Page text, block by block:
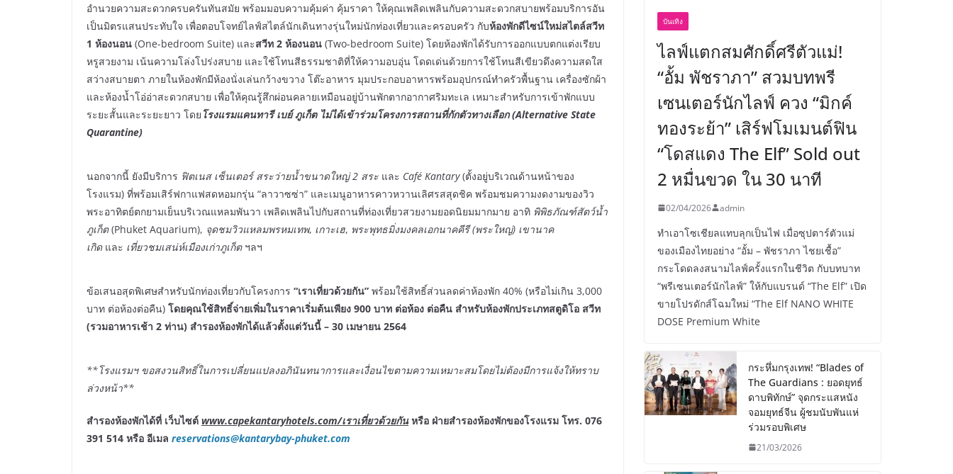
อำนวยความสะดวกครบครันทันสมัย พร้อมมอบความคุ้มค่า คุ้มราคา ให้คุณเพลิดเพลินกับความสะดวกสบายพร้อมบริการอัน
เป็นมิตรแสนประทับใจ เพื่อตอบโจทย์ไลฟ์สไตล์นักเดินทางรุ่นใหม่นักท่องเที่ยวและครอบครัว กับห้องพักดีไซน์ใหม่สไตล์สวีท
1 ห้องนอน (One-bedroom Suite) และสวีท 2 ห้องนอน (Two-bedroom Suite) โดยห้องพักได้รับการออกแบบตกแต่งเรียบ
หรูสวยงาม เน้นความโล่งโปร่งสบาย และใช้โทนสีธรรมชาติที่ให้ความอบอุ่น โดดเด่นด้วยการใช้โทนสีเขียวดึงความสดใส
สว่างสบายตา ภายในห้องพักมีห้องนั่งเล่นกว้างขวาง โต๊ะอาหาร มุมประกอบอาหารพร้อมอุปกรณ์ทำครัวพื้นฐาน เครื่องซักผ้า
และห้องน้ำโอ่อ่าสะดวกสบาย เพื่อให้คุณรู้สึกผ่อนคลายเหมือนอยู่บ้านพักตากอากาศริมทะเล เหมาะสำหรับการเข้าพักแบบ
ระยะสั้นและระยะยาว โดยโรงแรมแคนทารี เบย์ ภูเก็ต ไม่ได้เข้าร่วมโครงการสถานที่กักตัวทางเลือก (Alternative State
Quarantine)
นอกจากนี้ ยังมีบริการ ฟิตเนส เซ็นเตอร์ สระว่ายน้ำขนาดใหญ่ 2 สระ และ Café Kantary(ตั้งอยู่บริเวณด้านหน้าของ
โรงแรม) ที่พร้อมเสิร์ฟกาแฟสดหอมกรุ่น “ลาวาซซ่า” และเมนูอาหารคาวหวานเลิศรสสุดชิค พร้อมชมความงดงามของวิว
พระอาทิตย์ตกยามเย็นบริเวณแหลมพันวา เพลิดเพลินไปกับสถานที่ท่องเที่ยวสวยงามยอดนิยมมากมาย อาทิ พิพิธภัณฑ์สัตว์น้ำ
ภูเก็ต(Phuket Aquarium), จุดชมวิวแหลมพรหมเทพ, เกาะเฮ, พระพุทธมิ่งมงคลเอกนาคคีรี (พระใหญ่) เขานาค
เกิดและ เที่ยวชมเสน่ห์เมืองเก่าภูเก็ตฯลฯ
ข้อเสนอสุดพิเศษสำหรับนักท่องเที่ยวกับโครงการ “เราเที่ยวด้วยกัน” พร้อมใช้สิทธิ์ส่วนลดค่าห้องพัก 40% (หรือไม่เกิน 3,000
บาท ต่อห้องต่อคืน) โดยคุณใช้สิทธิ์จ่ายเพิ่มในราคาเริ่มต้นเพียง 900 บาท ต่อห้อง ต่อคืน สำหรับห้องพักประเภทสตูดิโอ สวีท
(รวมอาหารเช้า 2 ท่าน) สำรองห้องพักได้แล้วตั้งแต่วันนี้ – 30 เมษายน 2564
**โรงแรมฯ ขอสงวนสิทธิ์ในการเปลี่ยนแปลงอภินันทนาการและเงื่อนไขตามความเหมาะสมโดยไม่ต้องมีการแจ้งให้ทราบ
ล่วงหน้า**
สำรองห้องพักได้ที่ เว็บไซต์ www.capekantaryhotels.com/เราเที่ยวด้วยกันหรือ ฝ่ายสำรองห้องพักของโรงแรม โทร. 076
391 514 หรือ อีเมล reservations@kantarybay-phuket.com
บันเทิง
ไลฟ์แตกสมศักดิ์ศรีตัวแม่!
“อั้ม พัชราภา” สวมบทพรี
เซนเตอร์นักไลฟ์ ควง “มิกค์
ทองระย้า” เสิร์ฟโมเมนต์ฟิน
“โดสแดง The Elf” Sold out
2 หมื่นขวด ใน 30 นาที
02/04/2026 admin
ทำเอาโซเชียลแทบลุกเป็นไฟ เมื่อซุปตาร์ตัวแม่
ของเมืองไทยอย่าง “อั้ม – พัชราภา ไชยเชื้อ”
กระโดดลงสนามไลฟ์ครั้งแรกในชีวิต กับบทบาท
“พรีเซนเตอร์นักไลฟ์” ให้กับแบรนด์ “The Elf” เปิด
ขายโปรดักส์โฉมใหม่ “The Elf NANO WHITE
DOSE Premium White
กระหึ่มกรุงเทพ! “Blades of
The Guardians : ยอดยุทธ์
ดาบพิทักษ์” จุดกระแสหนัง
จอมยุทธ์จีน ผู้ชมนับพันแห่
ร่วมรอบพิเศษ
21/03/2026